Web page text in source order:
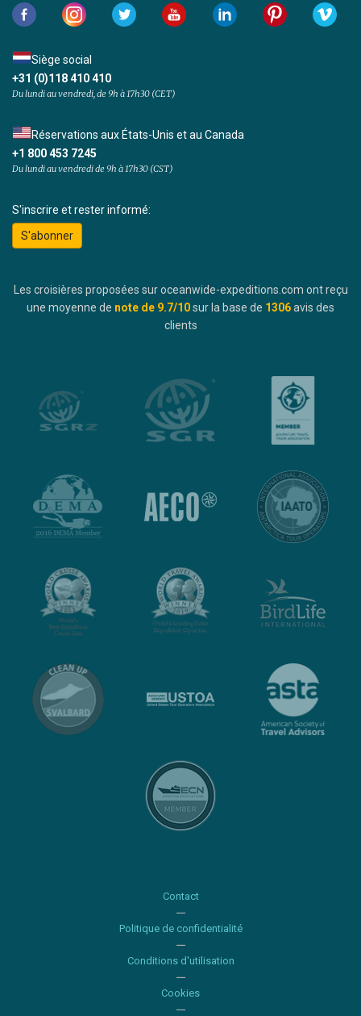
Siège social
+31 (0)118 410 410
Du lundi au vendredi, de 9h à 17h30 (CET)
Réservations aux États-Unis et au Canada
+1 800 453 7245
Du lundi au vendredi de 9h à 17h30 (CST)
S'inscrire et rester informé:
S'abonner
Les croisières proposées sur oceanwide-expeditions.com ont reçu
une moyenne de note de 9.7/10sur la base de 1306avis des
clients
Contact
Politique de confidentialité
Conditions d'utilisation
Cookies